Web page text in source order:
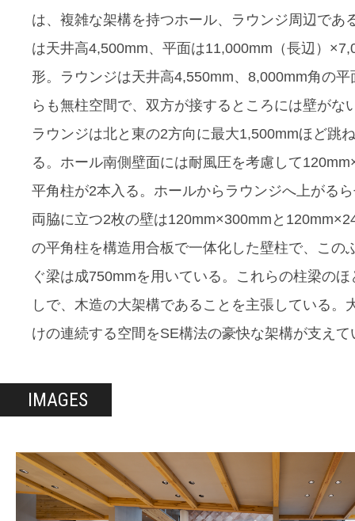
は、複雑な架構を持つホール、ラウンジ周辺であ
は天井高4,500mm、平面は11,000mm（長辺）
形。ラウンジは天井高4,550mm、8,000mm角の平
らも無柱空間で、双方が接するところには壁がな
ラウンジは北と東の2方向に最大1,500mmほど跳
る。ホール南側壁面には耐風圧を考慮して
平角柱が2本入る。ホールからラウンジへ上がる
両脇に立つ2枚の壁は120mm×300mmと
の平角柱を構造用合板で一体化した壁柱で、この
ぐ梁は成750mmを用いている。これらの柱梁のほ
しで、木造の大架構であることを主張している。
けの連続する空間をSE構法の豪快な架構が支えて
IMAGES